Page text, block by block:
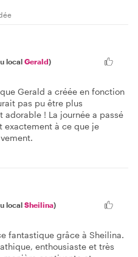
local Gerald)
Gerald a créée en fonction
pas pu être plus
! La journée a passé
exactement à ce que je
local Sheilina)
fantastique grâce à Sheilina.
enthousiaste et très